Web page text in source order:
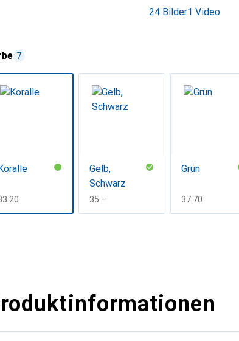
24 Bilder1 Video
7
Gelb,
Schwarz
CHF
35.–
Grün
CHF
37.70